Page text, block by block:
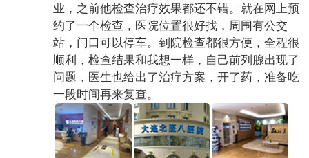
业，之前他检查治疗效果都还不错。就在网上预
约了一个检查，医院位置很好找，周围有公交
站，门口可以停车。到院检查都很方便，全程很
顺利，检查结果和我想一样，自己前列腺出现了
问题，医生也给出了治疗方案，开了药，准备吃
一段时间再来复查。